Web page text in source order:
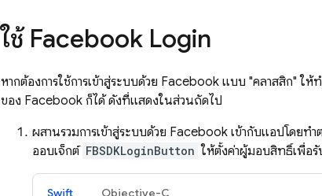
ใช้ Facebook Login
หากต้องการใช้การเข้าสู่ระบบด้วย Facebook แบบ "คลาสสิก" ใ
ของ Facebook ก็ได้ ดังที่แสดงในส่วนถัดไป
ผสานรวมการเข้าสู่ระบบด้วย Facebook เข้ากับแอปโดยทำ
ออบเจ็กต์ FBSDKLoginButton ให้ตั้งค่าผู้มอบสิทธิ์เพื่อรั
Swift Objective-C